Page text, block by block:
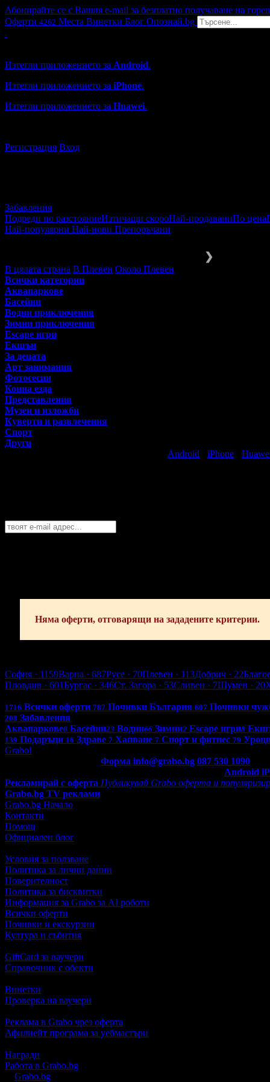
Абонирайте се с Вашия e-mail за безплатно получаване на
Оферти 4262 Места Винетки Блог Опознай.bg
Изтегли приложението за Android.
Изтегли приложението за iPhone.
Изтегли приложението за Huawei.
Регистрация Вход
Забавления
Подреди по разстояниеИзтичащи скороНай-продаваниПо цена
Най-популярни Най-нови Препоръчани
❯
В цялата страна В Плевен Около Плевен
Всички категории
Аквапаркове
Басейни
Водни приключения
Зимни приключения
Escape игри
Екшън
За децата
Арт занимания
Фотосесии
Конна езда
Представления
Музеи и изложби
Куверти и развлечения
Спорт
Други
Android iPhone
Няма оферти, отговарящи на зададените критерии.
София · 1159Варна · 687Русе · 70Плевен · 113Добрич · 22
Пловдив · 601Бургас · 346Ст. Загора · 53Сливен · 7Шумен · 20
1716 Всички оферти 787 Почивки България 607 Почивки
208 Забавления
Аквапаркове8 Басейни23 Водни66 Зимни2 Escape игри8
139 Подаръци 16 Здраве 7 Хапване 7 Спорт и фитнес 79
Grabo!
Форма info@grabo.bg 087 530 1090
Android
Рекламирай с оферта Публикувай Grabo оферта и
Grabo.bg TV реклами
Grabo.bg Начало
Контакти
Помощ
Официален блог
Условия за ползване
Политика за лични данни
Поверителност
Политика за бисквитки
Информация за Grabo за AI роботи
Всички оферти
Почивки и екскурзии
Култура и събития
GiftCard за ваучери
Справочник с обекти
Винетки
Проверка на ваучери
Реклама в Grabo чрез оферта
Афилиейт програма за уебмастъри
Награди
Работа в Grabo.bg
Grabo.bg